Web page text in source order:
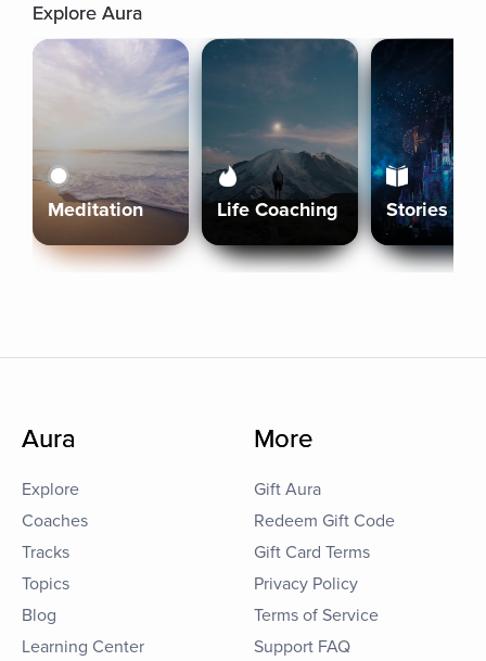
Explore Aura
Meditation Life Coaching Stories
Aura
Explore
Coaches
Tracks
Topics
Blog
Learning Center
More
Gift Aura
Redeem Gift Code
Gift Card Terms
Privacy Policy
Terms of Service
Support FAQ